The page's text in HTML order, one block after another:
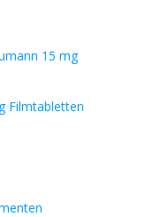
15 mg
Filmtabletten